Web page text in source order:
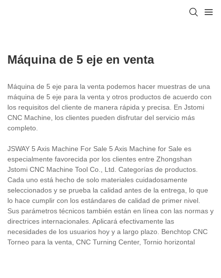
Máquina de 5 eje en venta
Máquina de 5 eje para la venta podemos hacer muestras de una
máquina de 5 eje para la venta y otros productos de acuerdo con
los requisitos del cliente de manera rápida y precisa. En Jstomi
CNC Machine, los clientes pueden disfrutar del servicio más
completo.
JSWAY 5 Axis Machine For Sale 5 Axis Machine for Sale es
especialmente favorecida por los clientes entre Zhongshan
Jstomi CNC Machine Tool Co., Ltd. Categorías de productos.
Cada uno está hecho de solo materiales cuidadosamente
seleccionados y se prueba la calidad antes de la entrega, lo que
lo hace cumplir con los estándares de calidad de primer nivel.
Sus parámetros técnicos también están en línea con las normas y
directrices internacionales. Aplicará efectivamente las
necesidades de los usuarios hoy y a largo plazo. Benchtop CNC
Torneo para la venta, CNC Turning Center, Tornio horizontal